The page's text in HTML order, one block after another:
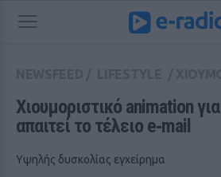
Χιουμοριστικό animation
απαιτεί το τέλειο e‑mail
Υψηλής δυσκολίας εγχείρημα